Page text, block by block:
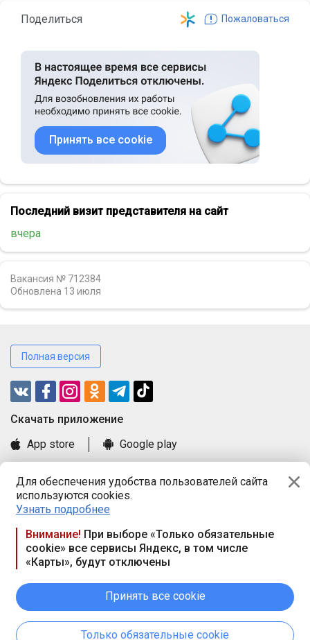
Для обеспечения удобства пользователей сайта
используются cookies.
Узнать подробнее
Внимание! При выборе «Только обязательные
cookie» все сервисы Яндекс, в том числе
«Карты», будут отключены
Принять все cookie
Только обязательные cookie
Поделиться Пожаловаться
Принять все cookie
Последний визит представителя на сайт
вчера
Вакансия № 712384
Обновлена 13 июля
Полная версия
Cкачать приложение
App store
Google play
Книга замечаний и предложений
Правила и документы
Praca.by © 2000—2026, ООО «ПРАЦА БАЙ»
Республика Беларусь, 220114, г. Минск, пр-т Независимости
117а, пом. № 9.
вых. дн. — сб., вс.
Режим работы сайта — круглосуточно. E-mail ООО «ПРАЦА
БАЙ» editor@praca.by